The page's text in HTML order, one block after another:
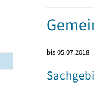
bis 05.07.2018